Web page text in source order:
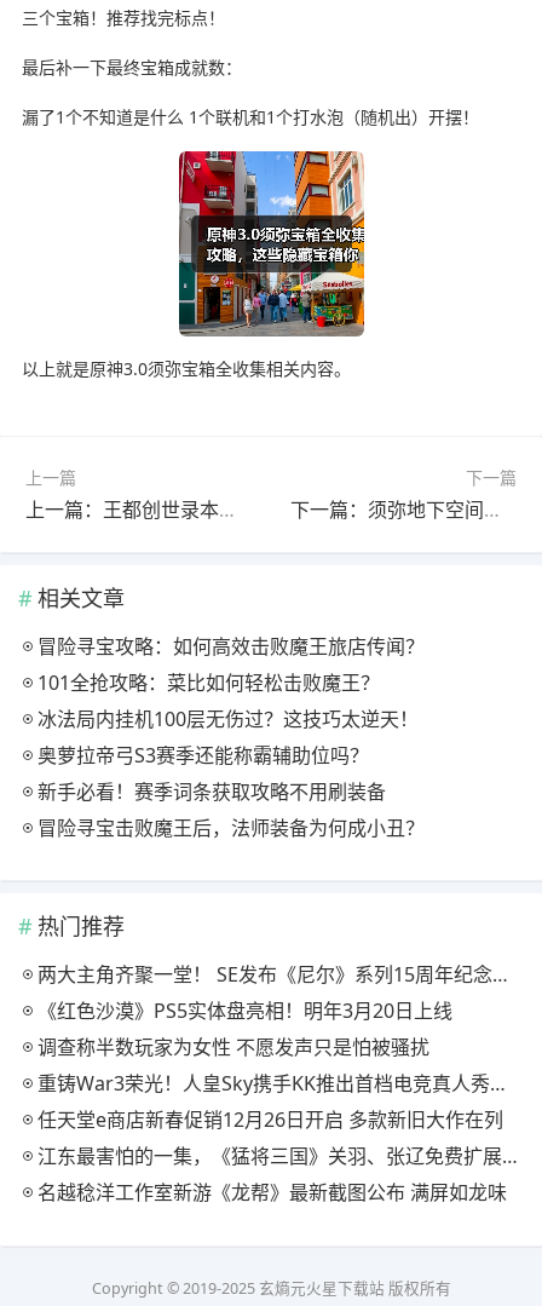
三个宝箱！推荐找完标点！
最后补一下最终宝箱成就数：
漏了1个不知道是什么 1个联机和1个打水泡（随机出）开摆！
以上就是原神3.0须弥宝箱全收集相关内容。
上一篇
上一篇：王都创世录本周刷怪效率最高地点推荐
下一篇
下一篇：须弥地下空间全解析：21个洞窟探秘指南
相关文章
冒险寻宝攻略：如何高效击败魔王旅店传闻？
101全抢攻略：菜比如何轻松击败魔王？
冰法局内挂机100层无伤过？这技巧太逆天！
奥萝拉帝弓S3赛季还能称霸辅助位吗？
新手必看！赛季词条获取攻略不用刷装备
冒险寻宝击败魔王后，法师装备为何成小丑？
热门推荐
两大主角齐聚一堂！ SE发布《尼尔》系列15周年纪念典藏套装
《红色沙漠》PS5实体盘亮相！明年3月20日上线
调查称半数玩家为女性 不愿发声只是怕被骚扰
重铸War3荣光！人皇Sky携手KK推出首档电竞真人秀《寻找下一个Sky》
任天堂e商店新春促销12月26日开启 多款新旧大作在列
江东最害怕的一集，《猛将三国》关羽、张辽免费扩展包现已上线
名越稔洋工作室新游《龙帮》最新截图公布 满屏如龙味
Copyright © 2019-2025 玄熵元火星下载站 版权所有